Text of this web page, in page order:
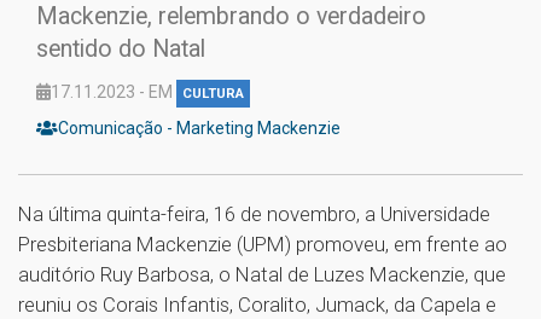
Mackenzie, relembrando o verdadeiro
sentido do Natal
17.11.2023 - EM CULTURA
Comunicação - Marketing Mackenzie
Na última quinta-feira, 16 de novembro, a Universidade
Presbiteriana Mackenzie (UPM) promoveu, em frente ao
auditório Ruy Barbosa, o Natal de Luzes Mackenzie, que
reuniu os Corais Infantis, Coralito, Jumack, da Capela e